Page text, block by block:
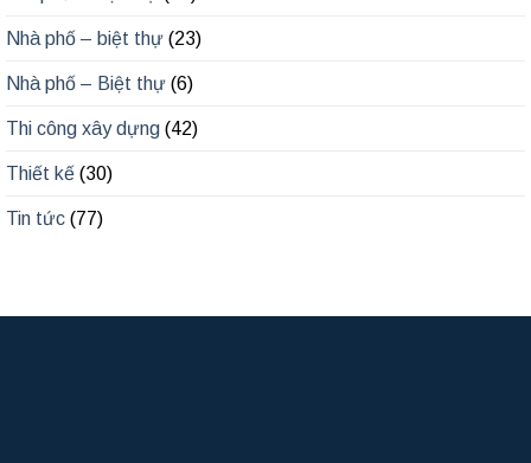
Nhà phố – biệt thự (23)
Nhà phố – Biệt thự (6)
Thi công xây dựng (42)
Thiết kế (30)
Tin tức (77)